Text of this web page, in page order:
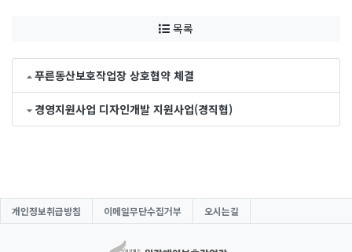
목록
푸른동산보호작업장 상호협약 체결
경영지원사업 디자인개발 지원사업(경직협)
개인정보취급방침 이메일무단수집거부 오시는길